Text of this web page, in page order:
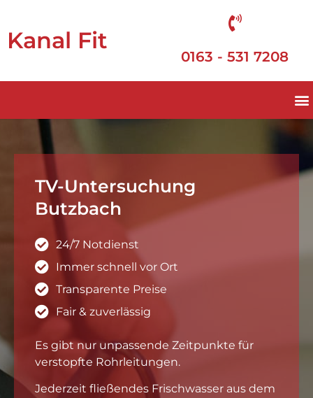
Kanal Fit
0163 - 531 7208
TV-Untersuchung
Butzbach
24/7 Notdienst
Immer schnell vor Ort
Transparente Preise
Fair & zuverlässig
Es gibt nur unpassende Zeitpunkte für
verstopfte Rohrleitungen.
Jederzeit fließendes Frischwasser aus dem